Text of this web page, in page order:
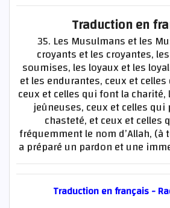
Traduction en
35. Les Musulmans et les
croyants et les croyantes,
soumises, les loyaux et les
et les endurantes, ceux et
ceux et celles qui font la
jeûneuses, ceux et celles
chasteté, et ceux et celles
fréquemment le nom d’Allah, (à
a préparé un pardon et une
Traduction en français -